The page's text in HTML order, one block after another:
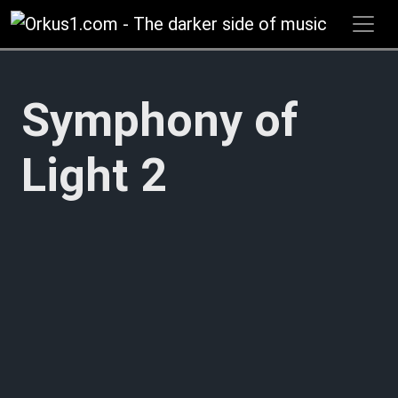
Zum
Inhalt
springen
Symphony of
Light 2